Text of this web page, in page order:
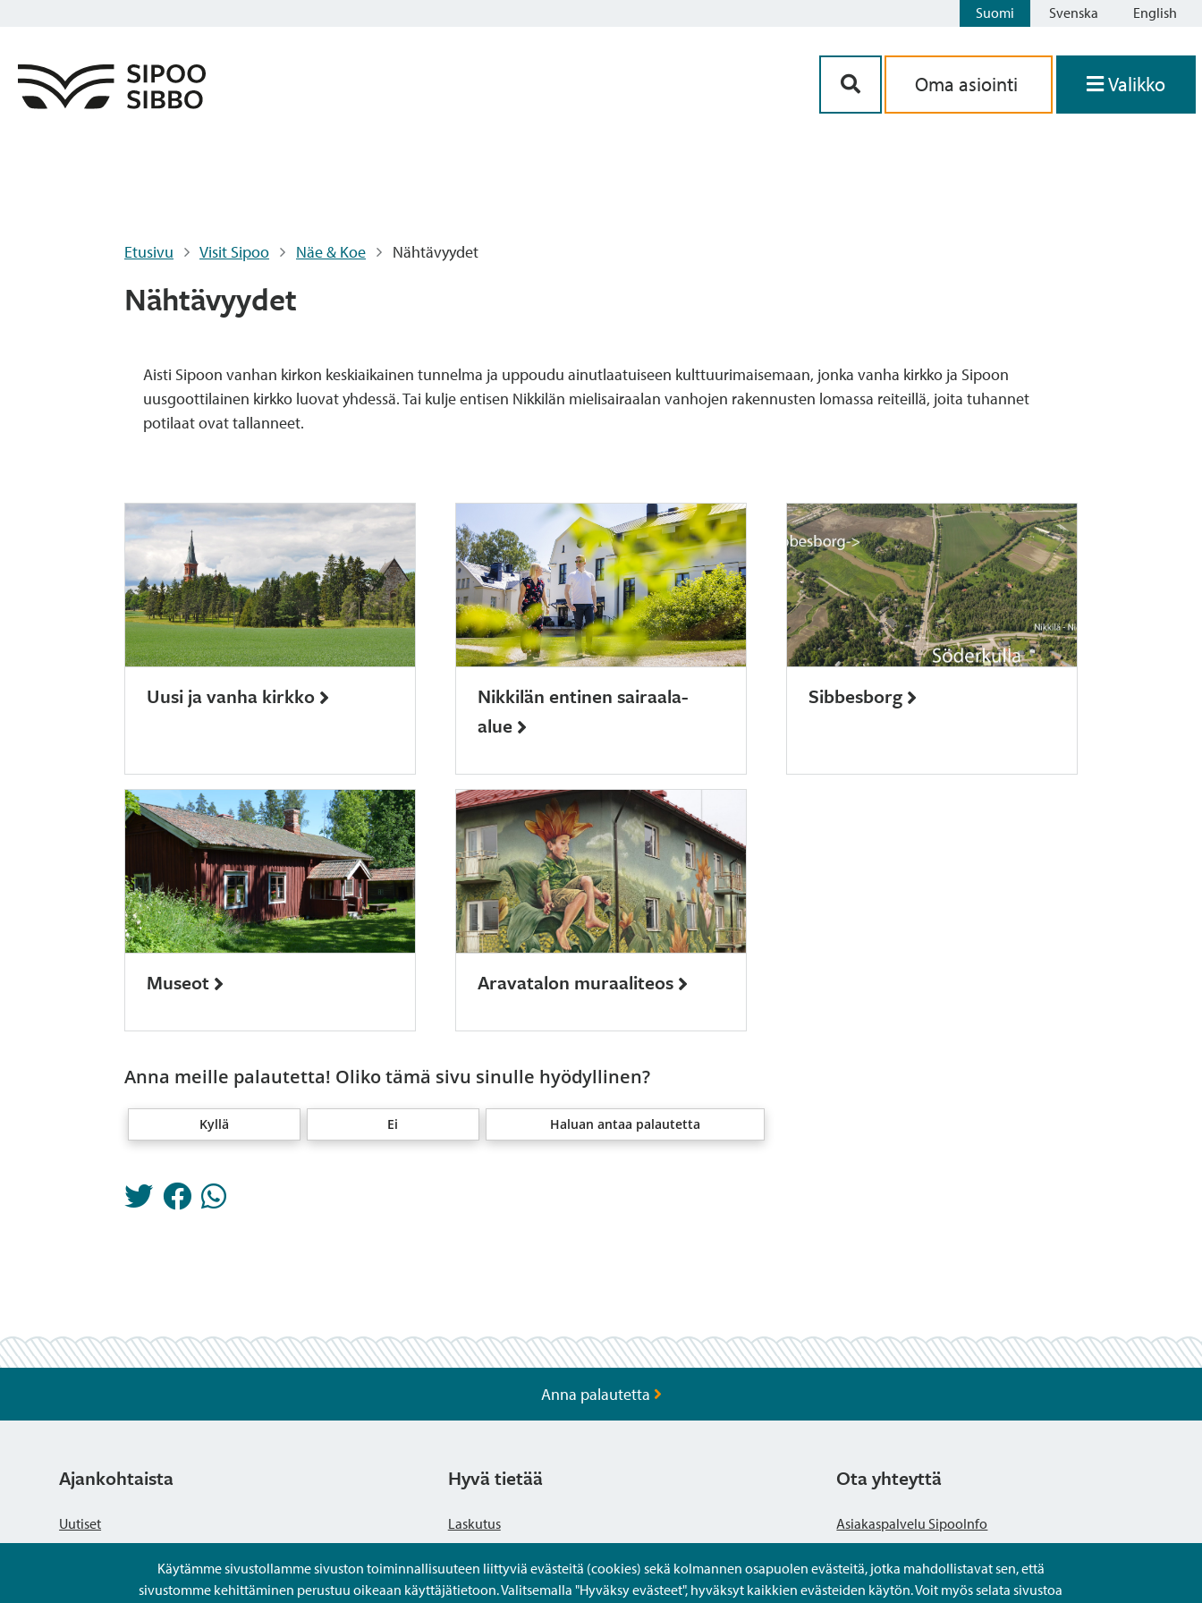
Suomi Svenska English
Oma asiointi Valikko
Etusivu Visit Sipoo Näe & Koe Nähtävyydet
Nähtävyydet
Aisti Sipoon vanhan kirkon keskiaikainen tunnelma ja uppoudu ainutlaatuiseen kulttuurimaisemaan, jonka vanha kirkko ja Sipoon
uusgoottilainen kirkko luovat yhdessä. Tai kulje entisen Nikkilän mielisairaalan vanhojen rakennusten lomassa reiteillä, joita tuhannet
potilaat ovat tallanneet.
Uusi ja vanha kirkko
Nikkilän entinen sairaala-
alue
Sibbesborg
Museot Aravatalon muraaliteos
Anna meille palautetta! Oliko tämä sivu sinulle hyödyllinen?
Kyllä Ei Haluan antaa palautetta
Käytämme sivustollamme sivuston toiminnallisuuteen liittyviä evästeitä (cookies) sekä kolmannen osapuolen evästeitä, jotka mahdollistavat sen, että
sivustomme kehittäminen perustuu oikeaan käyttäjätietoon. Valitsemalla "Hyväksy evästeet", hyväksyt kaikkien evästeiden käytön. Voit myös selata sivustoa
Anna palautetta
Ajankohtaista
Uutiset
Hyvä tietää
Laskutus
Tietosuojaseloste
Ota yhteyttä
Asiakaspalvelu SipooInfo
Anna palautetta nimettömästi